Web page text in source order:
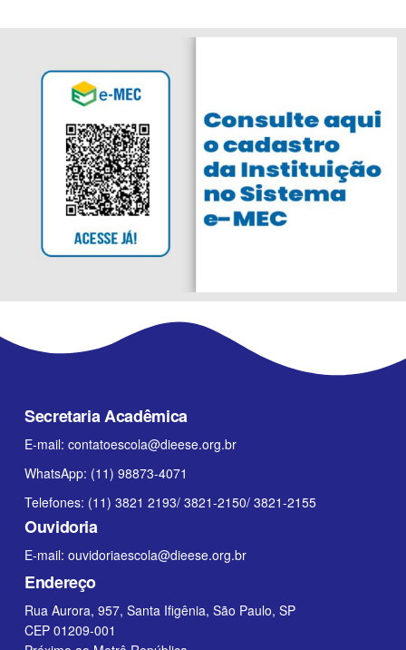
Secretaria Acadêmica
E-mail: contatoescola@dieese.org.br
WhatsApp: (11) 98873-4071
Telefones: (11) 3821 2193/ 3821-2150/ 3821-2155
Ouvidoria
E-mail: ouvidoriaescola@dieese.org.br
Endereço
Rua Aurora, 957, Santa Ifigênia, São Paulo, SP
CEP 01209-001